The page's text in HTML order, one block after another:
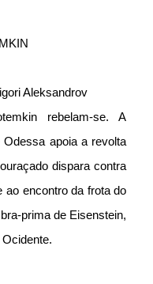
Aleksandrov
rebelam-se. A
Odessa apoia a revolta
dispara contra
ao encontro da frota do
prima de Eisenstein,